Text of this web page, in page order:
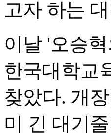
고자 하는
이날 '오승
한국대학교
찾았다. 개
미 긴 대기